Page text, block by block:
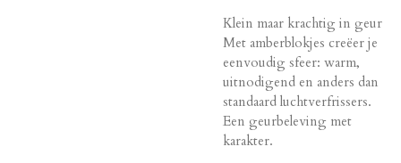
Klein maar krachtig in geur
Met amberblokjes creëer je
eenvoudig sfeer: warm,
uitnodigend en anders dan
standaard luchtverfrissers.
Een geurbeleving met
karakter.